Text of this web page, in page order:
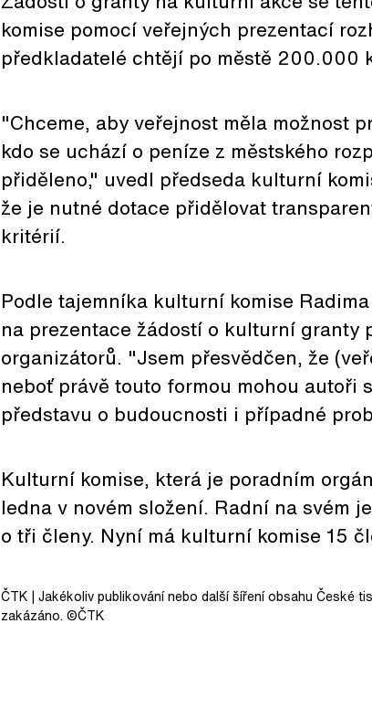
komise pomocí veřejných prezentací
předkladatelé chtějí po městě 200.000
"Chceme, aby veřejnost měla možnost
kdo se uchází o peníze z městského
přiděleno," uvedl předseda kulturní
že je nutné dotace přidělovat
kritérií.
Podle tajemníka kulturní komise
na prezentace žádostí o kulturní
organizátorů. "Jsem přesvědčen, že
neboť právě touto formou mohou
představu o budoucnosti i případné
Kulturní komise, která je poradním
ledna v novém složení. Radní na svém
o tři členy. Nyní má kulturní komise 15
ČTK | Jakékoliv publikování nebo další šíření obsahu České
zakázáno. ©ČTK